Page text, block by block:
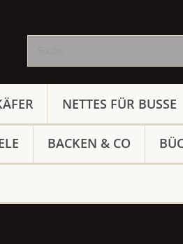
NETTES FÜR BUSSE
BACKEN & CO